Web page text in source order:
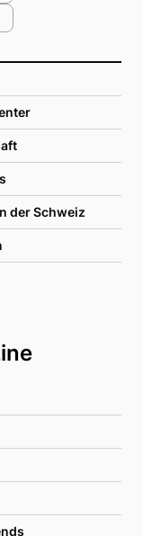
der Schweiz